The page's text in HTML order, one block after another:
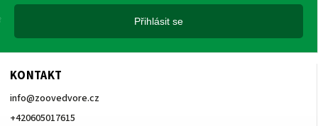
KONTAKT
info@zoovedvore.cz
+420605017615
Přihlásit se